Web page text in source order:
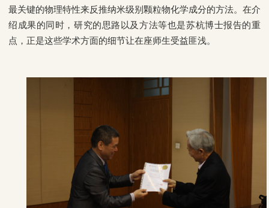
最关键的物理特性来反推纳米级别颗粒物化学成分的方法。在介
绍成果的同时，研究的思路以及方法等也是苏杭博士报告的重
点，正是这些学术方面的细节让在座师生受益匪浅。